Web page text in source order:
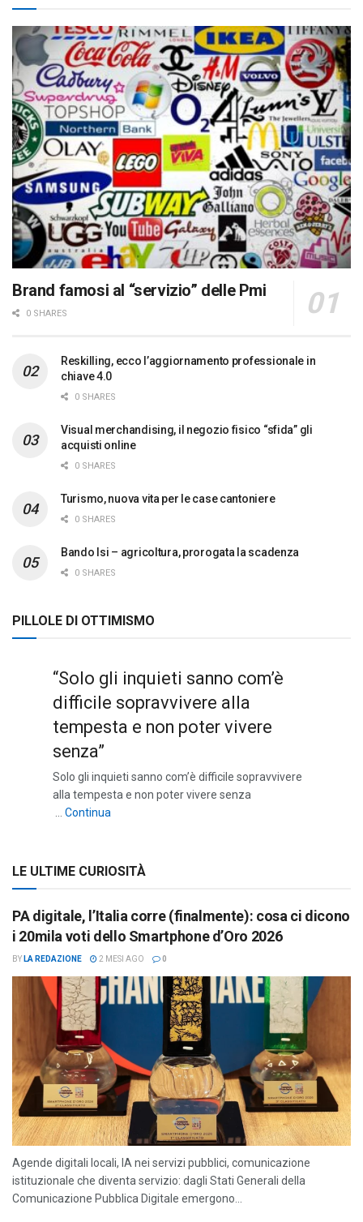
Brand famosi al “servizio” delle Pmi
0 SHARES
Reskilling, ecco l’aggiornamento professionale in
chiave 4.0
0 SHARES
Visual merchandising, il negozio fisico “sfida” gli
acquisti online
0 SHARES
Turismo, nuova vita per le case cantoniere
0 SHARES
Bando Isi – agricoltura, prorogata la scadenza
0 SHARES
PILLOLE DI OTTIMISMO
“Solo gli inquieti sanno com’è
difficile sopravvivere alla
tempesta e non poter vivere
senza”
Solo gli inquieti sanno com’è difficile sopravvivere
alla tempesta e non poter vivere senza
Continua
LE ULTIME CURIOSITÀ
PA digitale, l’Italia corre (finalmente): cosa ci dicono
i 20mila voti dello Smartphone d’Oro 2026
BY LA REDAZIONE 2 MESI AGO 0
Agende digitali locali, IA nei servizi pubblici, comunicazione
istituzionale che diventa servizio: dagli Stati Generali della
Comunicazione Pubblica Digitale emergono...